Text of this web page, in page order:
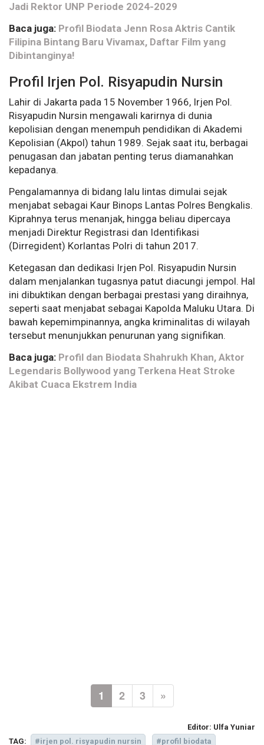
Jadi Rektor UNP Periode 2024-2029
Baca juga: Profil Biodata Jenn Rosa Aktris Cantik
Filipina Bintang Baru Vivamax, Daftar Film yang
Dibintanginya!
Profil Irjen Pol. Risyapudin Nursin
Lahir di Jakarta pada 15 November 1966, Irjen Pol.
Risyapudin Nursin mengawali karirnya di dunia
kepolisian dengan menempuh pendidikan di Akademi
Kepolisian (Akpol) tahun 1989. Sejak saat itu, berbagai
penugasan dan jabatan penting terus diamanahkan
kepadanya.
Pengalamannya di bidang lalu lintas dimulai sejak
menjabat sebagai Kaur Binops Lantas Polres Bengkalis.
Kiprahnya terus menanjak, hingga beliau dipercaya
menjadi Direktur Registrasi dan Identifikasi
(Dirregident) Korlantas Polri di tahun 2017.
Ketegasan dan dedikasi Irjen Pol. Risyapudin Nursin
dalam menjalankan tugasnya patut diacungi jempol. Hal
ini dibuktikan dengan berbagai prestasi yang diraihnya,
seperti saat menjabat sebagai Kapolda Maluku Utara. Di
bawah kepemimpinannya, angka kriminalitas di wilayah
tersebut menunjukkan penurunan yang signifikan.
Baca juga: Profil dan Biodata Shahrukh Khan, Aktor
Legendaris Bollywood yang Terkena Heat Stroke
Akibat Cuaca Ekstrem India
1 2 3 »
Editor: Ulfa Yuniar
TAG:
#irjen pol. risyapudin nursin #profil biodata